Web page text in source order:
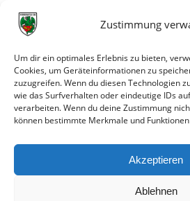
Zustimmung
Um dir ein optimales Erlebnis zu bieten,
Cookies, um Geräteinformationen zu
zuzugreifen. Wenn du diesen Technologien
wie das Surfverhalten oder eindeutige IDs
verarbeiten. Wenn du deine Zustimmung
können bestimmte Merkmale und
Akzeptieren
Ablehnen
31. Juli 2026
30. Juli 2026
Deine Spielminute: 89+1
28. Juli 2026
Neuer Rückensponsor
Neue Podcast-Folge: So tickt Björn!
27. Juli 2026